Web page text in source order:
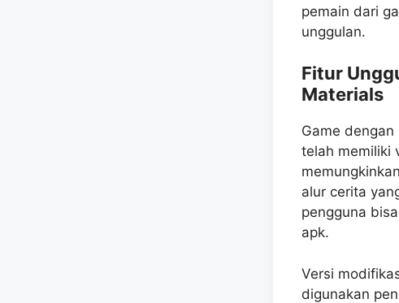
pemain dari
unggulan.
Fitur
Materials
Game dengan
telah memiliki
alur cerita
pengguna
apk.
Versi
digunakan